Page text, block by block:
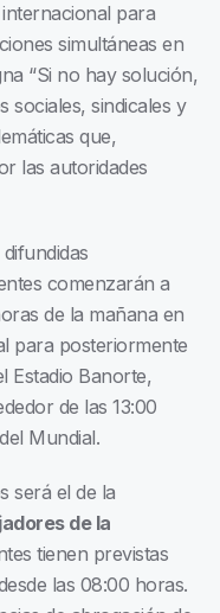
para
simultáneas en
“Si no hay solución,
sociales, sindicales y
que,
las autoridades
comenzarán a
de la mañana en
para posteriormente
Estadio Banorte,
de las 13:00
Mundial.
será el de la
de la
tienen previstas
las 08:00 horas.